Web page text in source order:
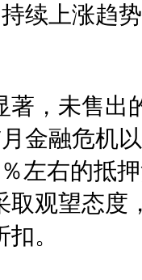
续上涨趋
，未售出
金融危机
左右的抵
取观望态度
。